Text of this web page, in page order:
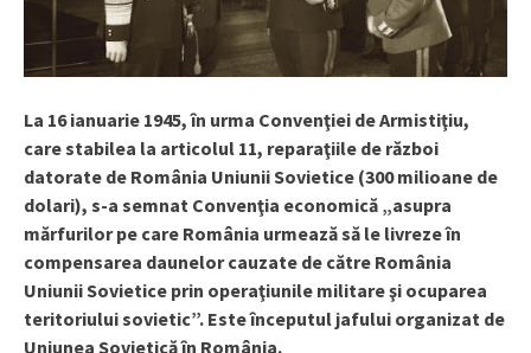
La 16 ianuarie 1945, în urma Convenţiei de Armistiţiu,
care stabilea la articolul 11, reparaţiile de război
datorate de România Uniunii Sovietice (300 milioane de
dolari), s-a semnat Convenţia economică „asupra
mărfurilor pe care România urmează să le livreze în
compensarea daunelor cauzate de către România
Uniunii Sovietice prin operaţiunile militare şi ocuparea
teritoriului sovietic”. Este începutul jafului organizat de
Uniunea Sovietică în România.